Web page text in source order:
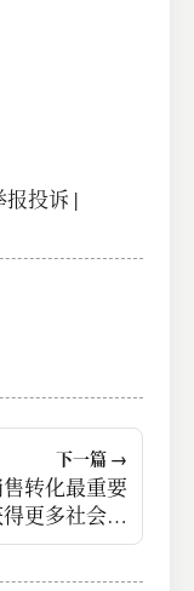
报投诉 |
下一篇 →
转化最重要
更多社会证
明